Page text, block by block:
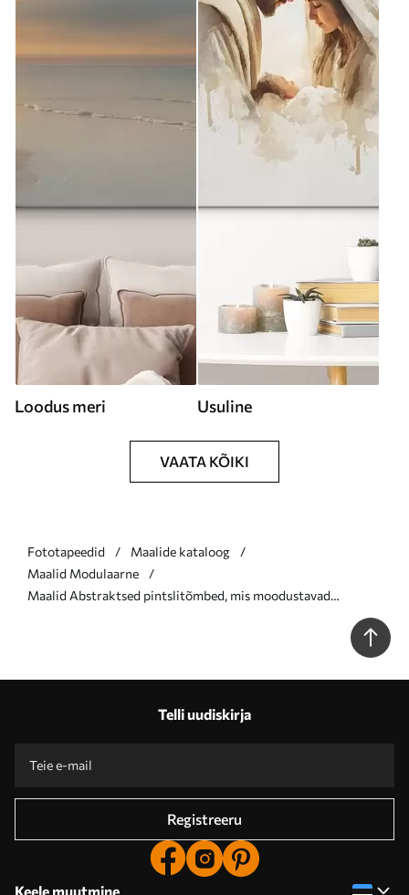
Loodus meri Usuline
VAATA KÕIKI
Fototapeedid
Maalide kataloog
Maalid Modulaarne
Maalid Abstraktsed pintslitõmbed, mis moodustavad
Telli uudiskirja
Registreeru
Keele muutmine